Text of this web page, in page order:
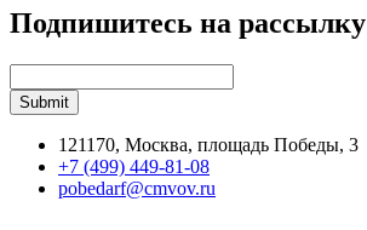
Подпишитесь на рассылку
121170, Москва, площадь Победы, 3
+7 (499) 449-81-08
pobedarf@cmvov.ru